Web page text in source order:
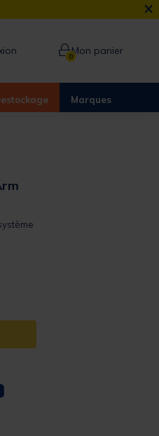
×
0Mon panier
Marques